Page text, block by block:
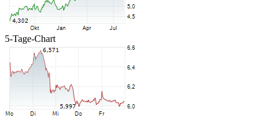
5-Tage-Chart